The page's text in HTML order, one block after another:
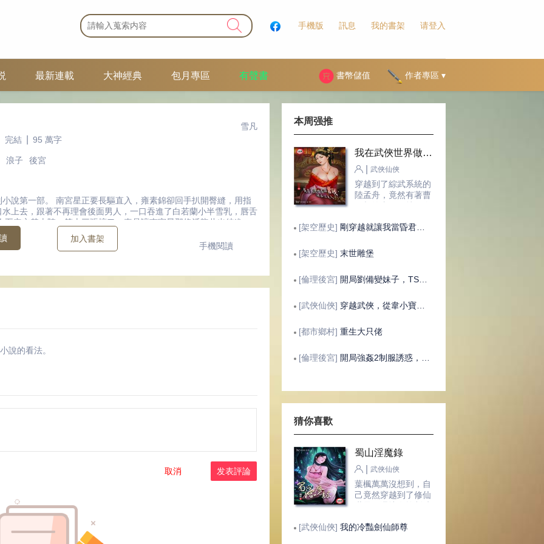
请登入
我的書架
訊息
手機版
最新連載 大神經典 包月專區 有聲書 書幣儲值 作者專區 ▾
雪凡
完結 95 萬字
浪子 後宮
小說第一部。 南宮星正要長驅直入，雍素錦卻回手扒開臀縫，用指
水上去，跟著不再理會後面男人，一口吞進了白若蘭小半雪乳，唇舌
五穴交替上陣，算上三張檀口，真是讓南宮星那條活龍此出彼進，
加入書架
手機閱讀
說的看法。
取消 发表評論
本周强推
我在武俠世界做曹賊，請各位夫人卸甲
武俠仙俠
穿越到了綜武系統的
陸孟舟，竟然有著曹
界的各位夫人於是都
物，請各位夫人卸甲
吧，哈哈！
[架空歷史]
[架空歷史] 末世雕堡
[倫理後宮]
[武俠仙俠]
[都市鄉村] 重生大只佬
[倫理後宮]
猜你喜歡
蜀山淫魔錄
武俠仙俠
葉楓萬萬沒想到，自
己竟然穿越到了修仙
[武俠仙俠] 我的冷豔劍仙師尊